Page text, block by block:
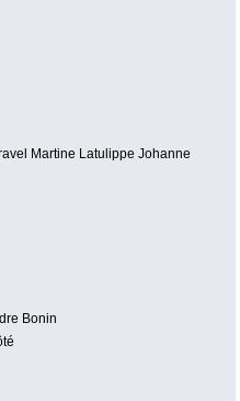
Martine Latulippe Johanne
Bonin